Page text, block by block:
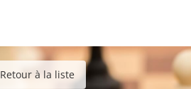
Retour à la liste